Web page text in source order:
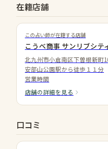
在籍店舗
この占い師が在籍する店舗
こうべ商事 サンリブシテ
北九州市小倉南区下曽根新
安部山公園駅から徒歩１１分
営業時間
店舗の詳細を見る
口コミ